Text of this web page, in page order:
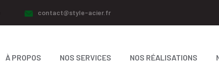
contact@style-acier.fr
À PROPOS NOS SERVICES NOS RÉALISATIONS